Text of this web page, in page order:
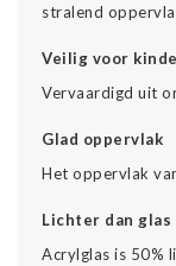
stralend
Veilig voor
Vervaardigd uit
Glad oppervlak
Het oppervlak
Lichter dan glas
Acrylglas is 50%